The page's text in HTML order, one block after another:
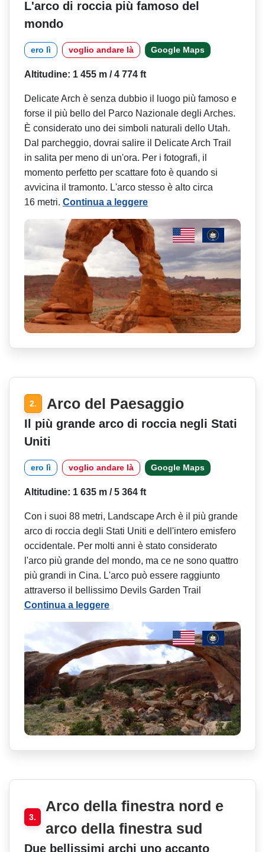
L'arco di roccia più famoso del
mondo
ero lì voglio andare là Google Maps
Altitudine: 1 455 m / 4 774 ft
Delicate Arch è senza dubbio il luogo più famoso e
forse il più bello del Parco Nazionale degli Arches.
È considerato uno dei simboli naturali dello Utah.
Dal parcheggio, dovrai salire il Delicate Arch Trail
in salita per meno di un'ora. Per i fotografi, il
momento perfetto per scattare foto è quando si
avvicina il tramonto. L'arco stesso è alto circa
16 metri. Continua a leggere
2. Arco del Paesaggio
Il più grande arco di roccia negli Stati
Uniti
ero lì voglio andare là Google Maps
Altitudine: 1 635 m / 5 364 ft
Con i suoi 88 metri, Landscape Arch è il più grande
arco di roccia degli Stati Uniti e dell'intero emisfero
occidentale. Per molti anni è stato considerato
l'arco più grande del mondo, ma ce ne sono quattro
più grandi in Cina. L'arco può essere raggiunto
attraverso il bellissimo Devils Garden Trail
Continua a leggere
3.
Arco della finestra nord e
arco della finestra sud
Due bellissimi archi uno accanto